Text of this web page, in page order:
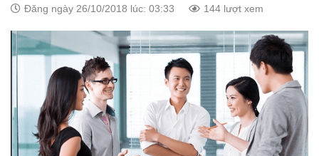
Đăng ngày 26/10/2018 lúc: 03:33 144 lượt xem